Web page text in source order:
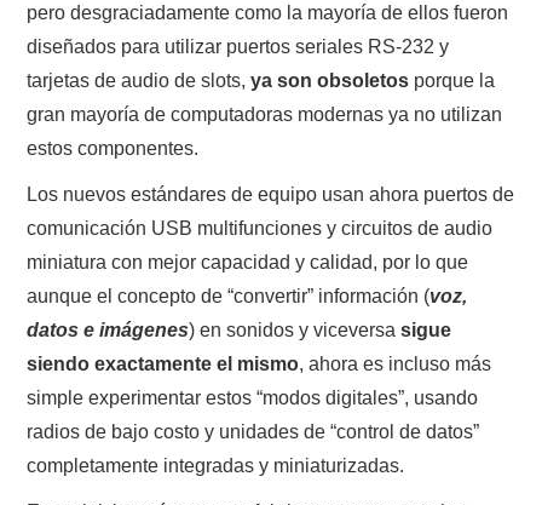
pero desgraciadamente como la mayoría de ellos fueron
diseñados para utilizar puertos seriales RS-232 y
tarjetas de audio de slots,ya son obsoletos porque la
gran mayoría de computadoras modernas ya no utilizan
estos componentes.
Los nuevos estándares de equipo usan ahora puertos de
comunicación USB multifunciones y circuitos de audio
miniatura con mejor capacidad y calidad, por lo que
aunque el concepto de “convertir” información (voz,
datos e imágenes) en sonidos y viceversasigue
siendo exactamente el mismo, ahora es incluso más
simple experimentar estos “modos digitales”, usando
radios de bajo costo y unidades de “control de datos”
completamente integradas y miniaturizadas.